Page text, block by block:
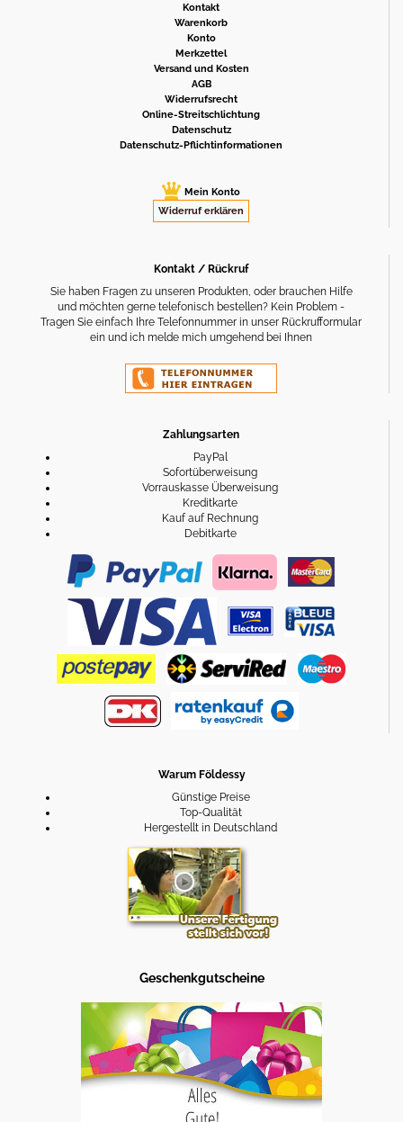
Kontakt
Warenkorb
Konto
Merkzettel
Versand und Kosten
AGB
Widerrufsrecht
Online-Streitschlichtung
Datenschutz
Datenschutz-Pflichtinformationen
Mein Konto
Widerruf erklären
Kontakt / Rückruf
Sie haben Fragen zu unseren Produkten, oder brauchen Hilfe
und möchten gerne telefonisch bestellen? Kein Problem -
Tragen Sie einfach Ihre Telefonnummer in unser Rückrufformular
ein und ich melde mich umgehend bei Ihnen
Zahlungsarten
PayPal
Sofortüberweisung
Vorrauskasse Überweisung
Kreditkarte
Kauf auf Rechnung
Debitkarte
Warum Földessy
Günstige Preise
Top-Qualität
Hergestellt in Deutschland
Geschenkgutscheine